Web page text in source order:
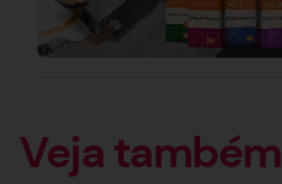
Veja também